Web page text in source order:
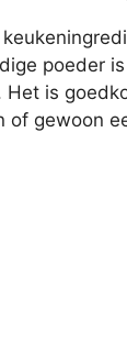
poeder
Het is
of gewoon